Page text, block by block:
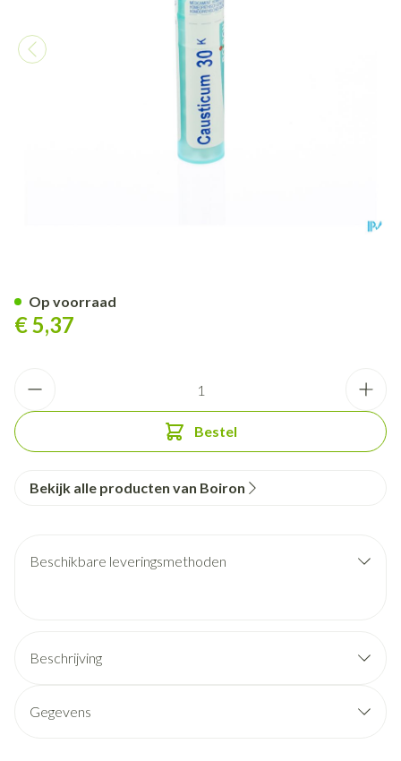
€ 5,37
Bestel
Op voorraad
Bekijk alle producten van Boiron
Beschikbare leveringsmethoden
Beschrijving
Gegevens